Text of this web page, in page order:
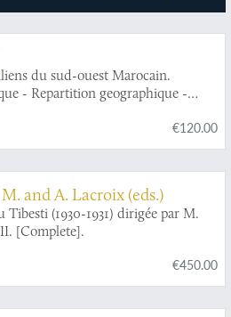
du sud-ouest Marocain.
- Repartition geographique -
€120.00
and A. Lacroix (eds.)
Tibesti (1930-1931) dirigée par M.
[Complete].
€450.00